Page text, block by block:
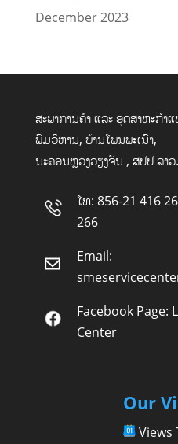
December 2023
ສະພາການຄ້າ ແລະ ອຸດສາຫະກໍ
ພົມວິຫານ, ບ້ານໂພນພະເນົາ,
ນະຄອນຫຼວງວຽງຈັນ , ສປປ ລາ
ໂທ: 856-21 416
266
Email:
Facebook Page:
Center
Our
Views